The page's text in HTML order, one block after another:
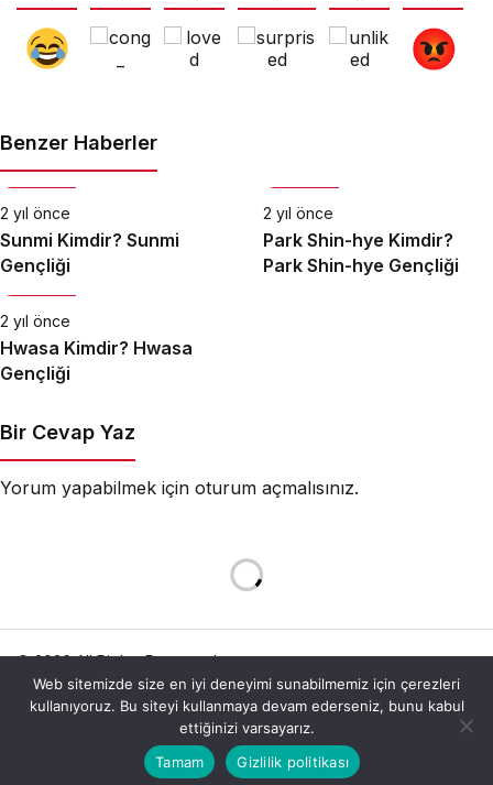
Benzer Haberler
Biyografi
2 yıl önce
Sunmi Kimdir? Sunmi
Gençliği
2 yıl önce
Park Shin-hye Kimdir?
Park Shin-hye Gençliği
2 yıl önce
Hwasa Kimdir? Hwasa
Gençliği
Bir Cevap Yaz
Yorum yapabilmek için oturum açmalısınız.
Bu web sitesinde en iyi deneyimi yaşamanızı sağlamak
için çerezler kullanılmaktadır.
© 2026 All Rights Reserved.
Akış
Web sitemizde size en iyi deneyimi sunabilmemiz için çerezleri
kullanıyoruz. Bu siteyi kullanmaya devam ederseniz, bunu kabul
ettiğinizi varsayarız.
Tamam
Gizlilik politikası